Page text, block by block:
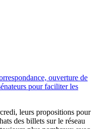
ouverture de
pour faciliter les
leurs propositions pour
des billets sur le réseau